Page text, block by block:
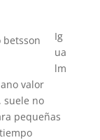
Ig
ua
lm
valor
suele no
pequeñas